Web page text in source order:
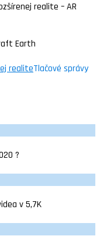
realite – AR
Earth
realiteTlačové správy
?
v 5,7K